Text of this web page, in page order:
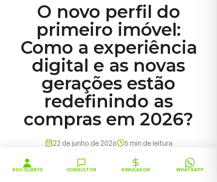
O novo perfil do
primeiro imóvel:
Como a experiência
digital e as novas
gerações estão
redefinindo as
compras em 2026?
22 de junho de 2026 5 min de leitura
SOU CLIENTE CONSULTOR SIMULADOR WHATSAPP